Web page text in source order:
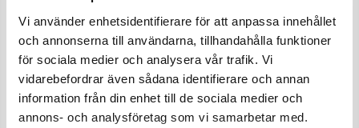
Vi använder enhetsidentifierare för att anpassa innehållet
och annonserna till användarna, tillhandahålla funktioner
för sociala medier och analysera vår trafik. Vi
vidarebefordrar även sådana identifierare och annan
information från din enhet till de sociala medier och
annons- och analysföretag som vi samarbetar med.